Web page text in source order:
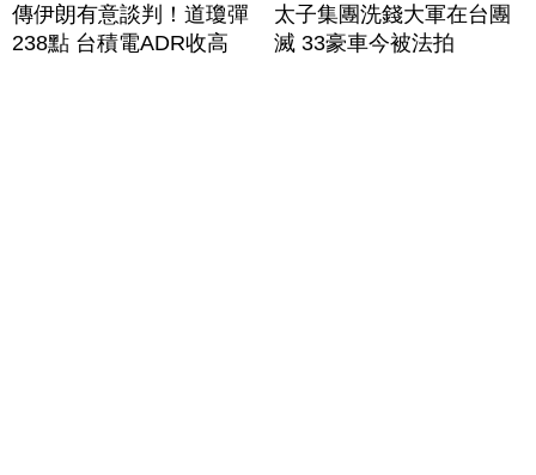
傳伊朗有意談判！道瓊彈
238點 台積電ADR收高
太子集團洗錢大軍在台團
滅 33豪車今被法拍